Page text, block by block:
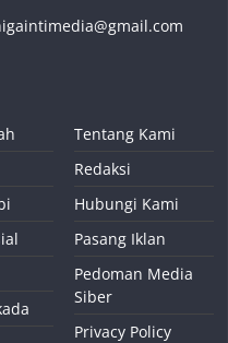
Tentang Kami
Redaksi
Hubungi Kami
Pasang Iklan
Pedoman Media
Siber
Privacy Policy